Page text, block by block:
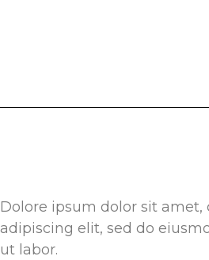
Dolore ipsum dolor sit amet,
adipiscing elit, sed do
ut labor.